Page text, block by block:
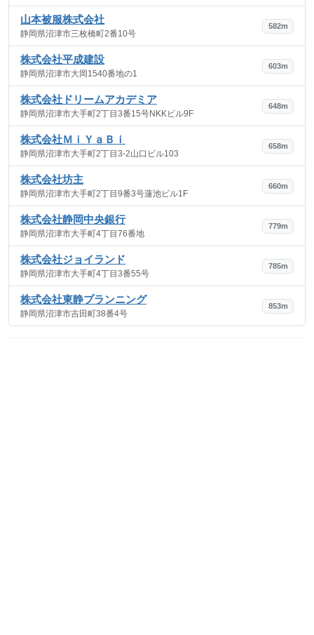
山本被服株式会社
静岡県沼津市三枚橋町2番10号
582m
株式会社平成建設
静岡県沼津市大岡1540番地の1
603m
株式会社ドリームアカデミア
静岡県沼津市大手町2丁目3番15号NKKビル9F
648m
株式会社ＭｉＹａＢｉ
静岡県沼津市大手町2丁目3-2山口ビル103
658m
株式会社坊主
静岡県沼津市大手町2丁目9番3号蓮池ビル1F
660m
株式会社静岡中央銀行
静岡県沼津市大手町4丁目76番地
779m
株式会社ジョイランド
静岡県沼津市大手町4丁目3番55号
785m
株式会社東静プランニング
静岡県沼津市吉田町38番4号
853m